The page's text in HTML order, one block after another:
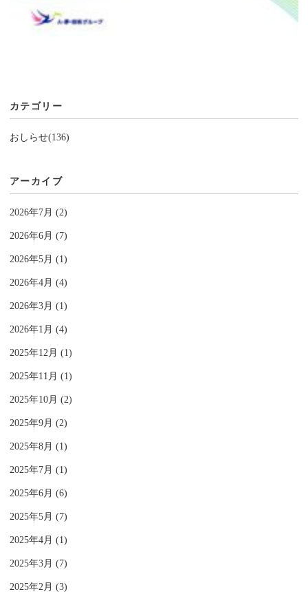
カテゴリー
おしらせ(136)
アーカイブ
2026年7月 (2)
2026年6月 (7)
2026年5月 (1)
2026年4月 (4)
2026年3月 (1)
2026年1月 (4)
2025年12月 (1)
2025年11月 (1)
2025年10月 (2)
2025年9月 (2)
2025年8月 (1)
2025年7月 (1)
2025年6月 (6)
2025年5月 (7)
2025年4月 (1)
2025年3月 (7)
2025年2月 (3)